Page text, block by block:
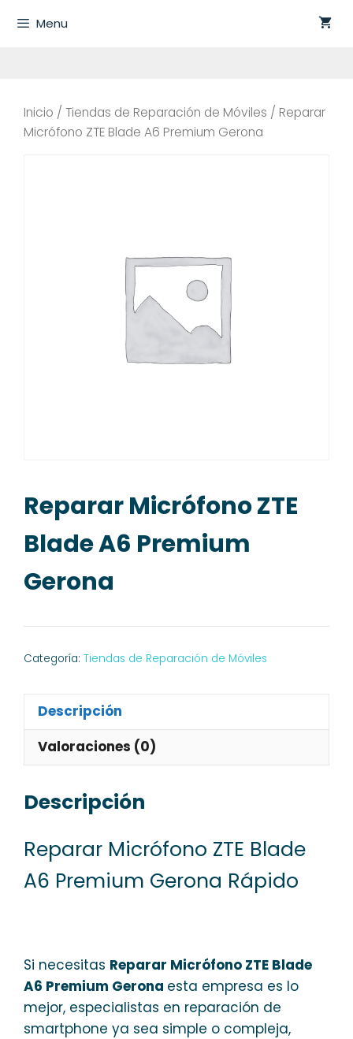
Menu
Inicio / Tiendas de Reparación de Móviles / Reparar
Micrófono ZTE Blade A6 Premium Gerona
Reparar Micrófono ZTE
Blade A6 Premium
Gerona
Categoría: Tiendas de Reparación de Móviles
Descripción
Valoraciones (0)
Descripción
Reparar Micrófono ZTE Blade
A6 Premium Gerona Rápido
Si necesitas Reparar Micrófono ZTE Blade
A6 Premium Gerona esta empresa es lo
mejor, especialistas en reparación de
smartphone ya sea simple o compleja,